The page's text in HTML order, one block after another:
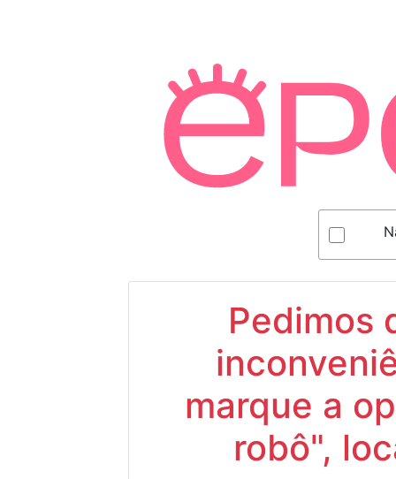
Pedimos
marque a
robô",